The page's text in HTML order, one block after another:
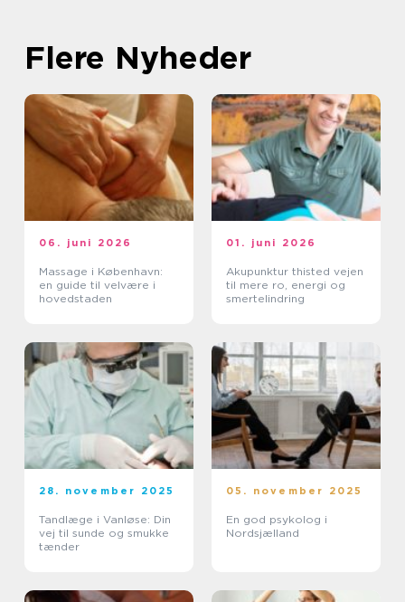
Flere Nyheder
06. juni 2026
Massage i København:
en guide til velvære i
hovedstaden
01. juni 2026
Akupunktur thisted vejen
til mere ro, energi og
smertelindring
28. november 2025
Tandlæge i Vanløse: Din
vej til sunde og smukke
tænder
05. november 2025
En god psykolog i
Nordsjælland